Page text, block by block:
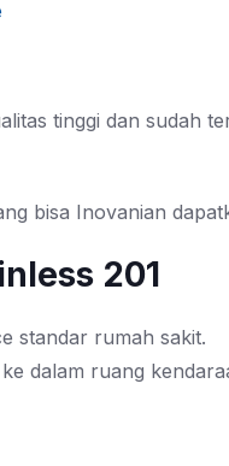
tinggi dan sudah
bisa Inovanian
201
standar rumah sakit.
dalam ruang